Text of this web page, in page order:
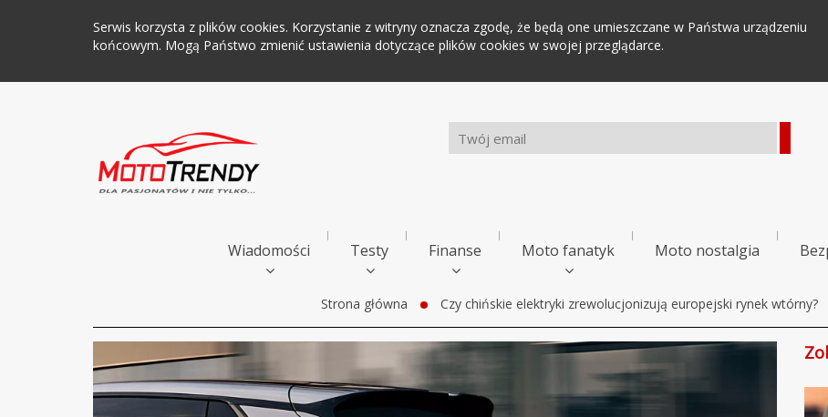
Serwis korzysta z plików cookies. Korzystanie z witryny oznacza zgodę, że będą one umieszczane w Państwa urządzeniu
końcowym. Mogą Państwo zmienić ustawienia dotyczące plików cookies w swojej przeglądarce.
Wiadomości Testy Finanse Moto fanatyk Moto nostalgia
Strona główna Czy chińskie elektryki zrewolucjonizują europejski rynek wtórny?